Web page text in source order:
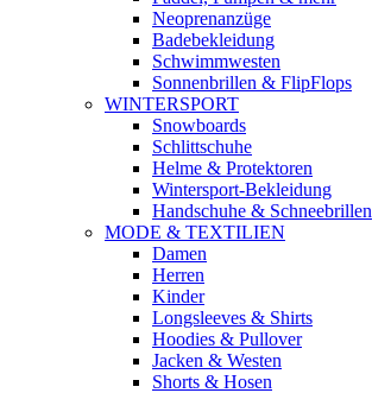
Neoprenanzüge
Badebekleidung
Schwimmwesten
Sonnenbrillen & FlipFlops
WINTERSPORT
Snowboards
Schlittschuhe
Helme & Protektoren
Wintersport-Bekleidung
Handschuhe & Schneebrillen
MODE & TEXTILIEN
Damen
Herren
Kinder
Longsleeves & Shirts
Hoodies & Pullover
Jacken & Westen
Shorts & Hosen